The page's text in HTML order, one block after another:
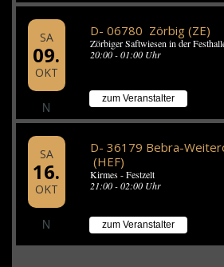
SA
09.
OKT
N
D- 06780 Zörbig (ZE)
Zörbiger Saftwiesen in der
20:00 - 01:00 Uhr
zum Veranstalter
SA
16.
OKT
N
D- 36179 Bebra-
(HEF)
Kirmes - Festzelt
21:00 - 02:00 Uhr
zum Veranstalter